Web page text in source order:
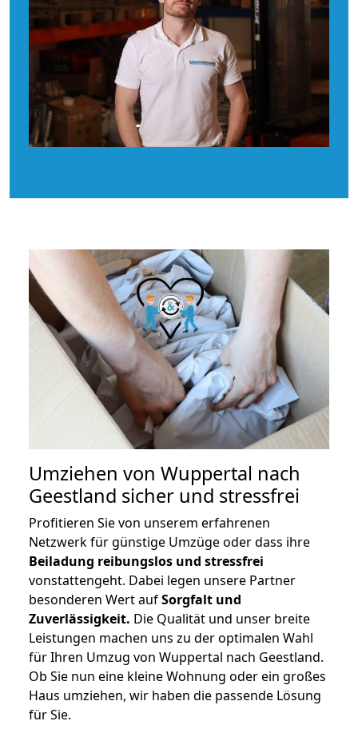
Umziehen von Wuppertal nach
Geestland sicher und stressfrei
Profitieren Sie von unserem erfahrenen
Netzwerk für günstige Umzüge oder dass ihre
Beiladung reibungslos und stressfrei
vonstattengeht. Dabei legen unsere Partner
besonderen Wert aufSorgfalt und
Zuverlässigkeit. Die Qualität und unser breite
Leistungen machen uns zu der optimalen Wahl
für Ihren Umzug von Wuppertal nach Geestland.
Ob Sie nun eine kleine Wohnung oder ein großes
Haus umziehen, wir haben die passende Lösung
für Sie.